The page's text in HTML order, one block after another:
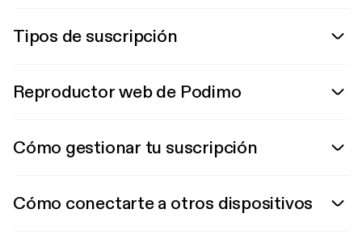
Tipos de suscripción
Reproductor web de Podimo
Cómo gestionar tu suscripción
Cómo conectarte a otros dispositivos